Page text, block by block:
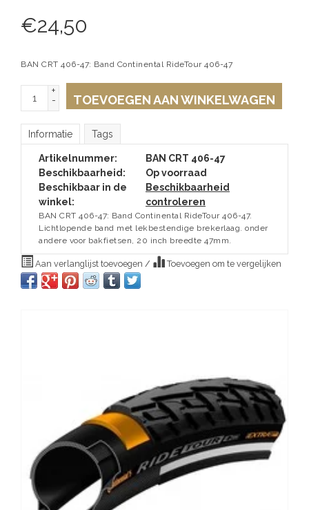
€24,50
BAN CRT 406-47: Band Continental RideTour 406-47
+
-
TOEVOEGEN AAN WINKELWAGEN
Informatie Tags
Artikelnummer:
BAN CRT 406-47
Beschikbaarheid:
Op voorraad
Beschikbaar in de
winkel:
Beschikbaarheid
controleren
BAN CRT 406-47: Band Continental RideTour 406-47.
Lichtlopende band met lekbestendige brekerlaag. onder
andere voor bakfietsen, 20 inch breedte 47mm.
Aan verlanglijst toevoegen / Toevoegen om te vergelijken